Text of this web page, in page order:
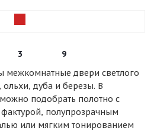
3
9
межкомнатные двери светлого
дуба и березы. В
подобрать полотно с
полупрозрачным
или мягким тонированием